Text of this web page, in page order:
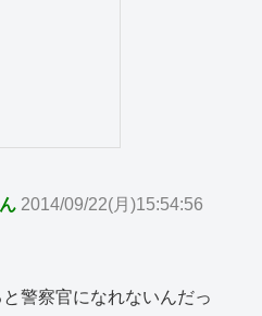
2014/09/22(月)15:54:56
警察官になれないんだっ